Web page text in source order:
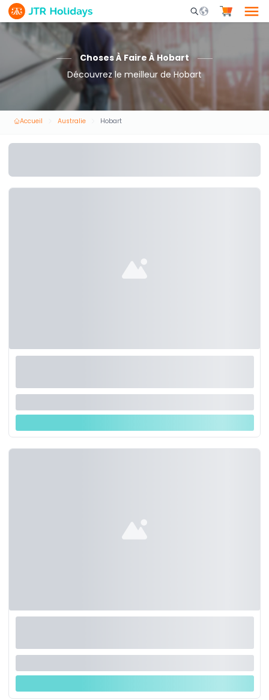
Mobile Search
Choses À Faire À Hobart
Découvrez le meilleur de Hobart
Accueil Australie Hobart